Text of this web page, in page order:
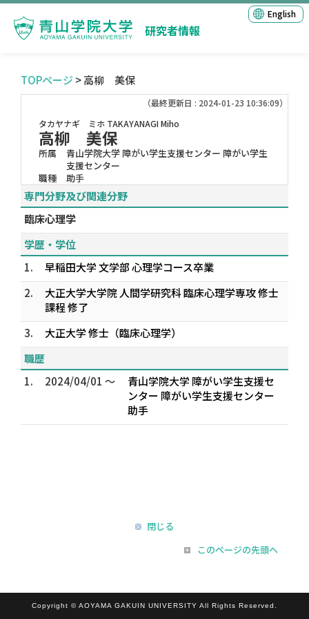
研究者情報
English
TOPページ > 高柳 美保
（最終更新日 : 2024-01-23 10:36:09）
タカヤナギ ミホ TAKAYANAGI Miho
高柳 美保
所属
青山学院大学 障がい学生支援センター 障がい学生
支援センター
職種
助手
専門分野及び関連分野
臨床心理学
学歴・学位
1.
早稲田大学 文学部 心理学コース卒業
2.
大正大学大学院 人間学研究科 臨床心理学専攻 修士
課程 修了
3.
大正大学 修士（臨床心理学）
職歴
1.
2024/04/01 ～
青山学院大学 障がい学生支援セ
ンター 障がい学生支援センター
助手
閉じる
このページの先頭へ
Copyright © AOYAMA GAKUIN UNIVERSITY All Rights Reserved.